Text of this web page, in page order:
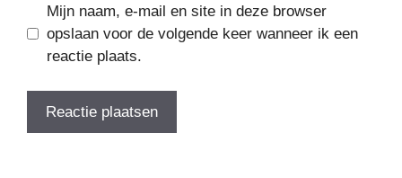
Mijn naam, e-mail en site in deze browser
opslaan voor de volgende keer wanneer ik een
reactie plaats.